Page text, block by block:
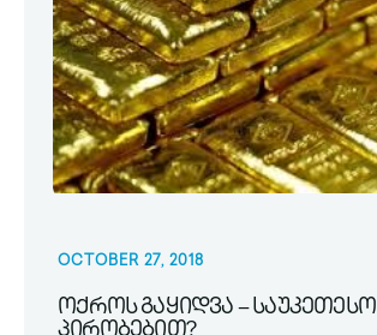
OCTOBER 27, 2018
ოქროს გაყიდვა – საუკეთესო